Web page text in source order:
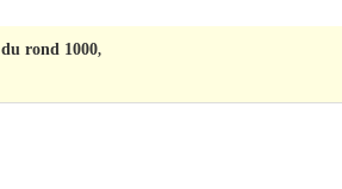
rond 1000,